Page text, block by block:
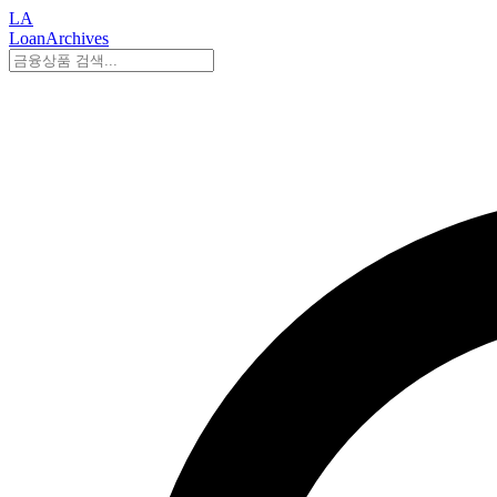
LA
LoanArchives